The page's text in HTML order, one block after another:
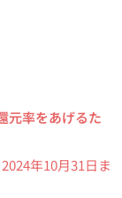
元率をあげるた
2024年10月31日ま